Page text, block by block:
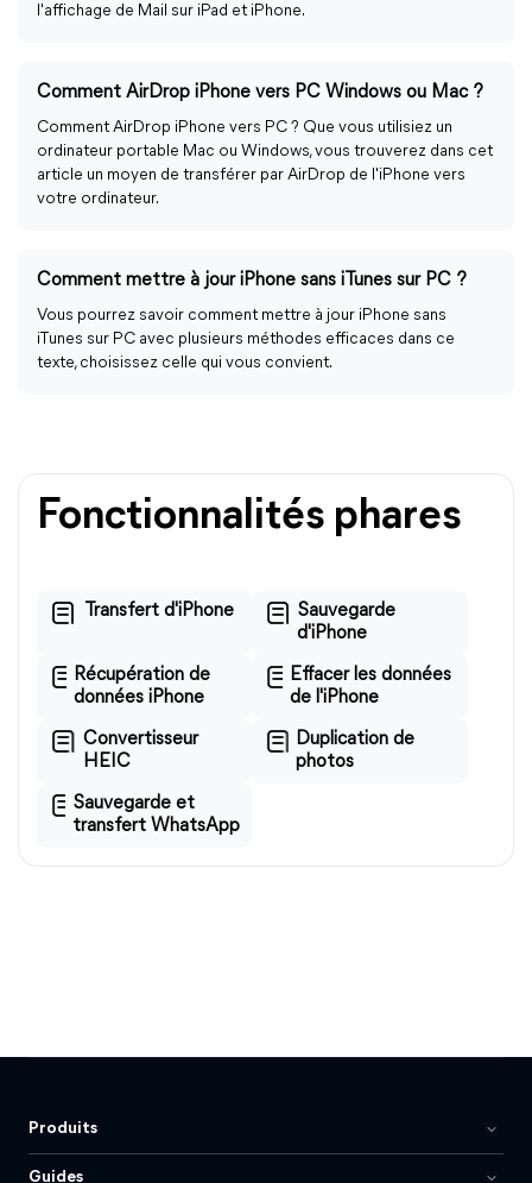
l'affichage de Mail sur iPad et iPhone.
Comment AirDrop iPhone vers PC Windows ou Mac ?
Comment AirDrop iPhone vers PC ? Que vous utilisiez un
ordinateur portable Mac ou Windows, vous trouverez dans cet
article un moyen de transférer par AirDrop de l'iPhone vers
votre ordinateur.
Comment mettre à jour iPhone sans iTunes sur PC ?
Vous pourrez savoir comment mettre à jour iPhone sans
iTunes sur PC avec plusieurs méthodes efficaces dans ce
texte, choisissez celle qui vous convient.
Fonctionnalités phares
Transfert d'iPhone
Sauvegarde
d'iPhone
Récupération de
données iPhone
Effacer les données
de l'iPhone
Convertisseur
HEIC
Duplication de
photos
Sauvegarde et
transfert WhatsApp
Produits
Guides